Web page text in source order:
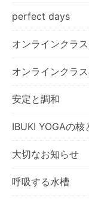
perfect days
オンラインクラ
オンラインクラ
安定と調和
IBUKI YOGAの核
大切なお知らせ
呼吸する水槽